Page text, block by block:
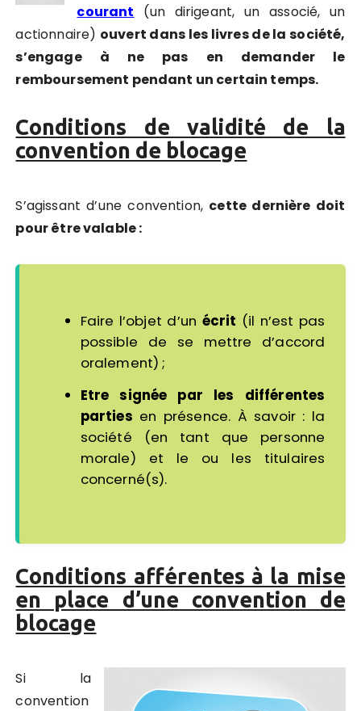
courant (un dirigeant, un associé, un
actionnaire) ouvert dans les livres de la société,
s’engage à ne pas en demander le
remboursement pendant un certain temps.
Conditions de validité de la
convention de blocage
S’agissant d’une convention, cette dernière doit
pour être valable :
Faire l’objet d’un écrit (il n’est pas
possible de se mettre d’accord
oralement) ;
Etre signée par les différentes
parties en présence. À savoir : la
société (en tant que personne
morale) et le ou les titulaires
concerné(s).
Conditions afférentes à la mise
en place d’une convention de
blocage
Si la
convention